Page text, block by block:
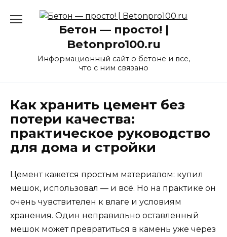
Бетон — просто! |
Betonpro100.ru
Информационный сайт о бетоне и все,
что с ним связано
Как хранить цемент без
потери качества:
практическое руководство
для дома и стройки
Цемент кажется простым материалом: купил
мешок, использовал — и всё. Но на практике он
очень чувствителен к влаге и условиям
хранения. Один неправильно оставленный
мешок может превратиться в камень уже через